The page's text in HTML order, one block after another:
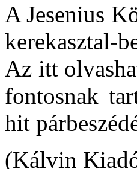
A Jesenius
kerekasztal-
Az itt
fontosnak
hit
(Kálvin